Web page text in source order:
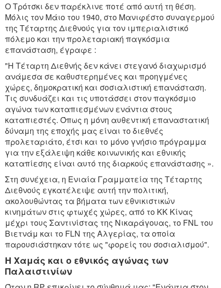
Ο Τρότσκι δεν παρέκλινε ποτέ από αυτή τη θέση.
Μόλις τον Μάιο του 1940, στο Μανιφέστο συναγερμού
της Τέταρτης Διεθνούς για τον ιμπεριαλιστικό
πόλεμο και την προλεταριακή παγκόσμια
επανάσταση, έγραφε :
"Η Τέταρτη Διεθνής δεν κάνει στεγανό διαχωρισμό
ανάμεσα σε καθυστερημένες και προηγμένες
χώρες, δημοκρατική και σοσιαλιστική επανάσταση.
Τις συνδυάζει και τις υποτάσσει στον παγκόσμιο
αγώνα των καταπιεσμένων ενάντια στους
καταπιεστές. Όπως η μόνη αυθεντική επαναστατική
δύναμη της εποχής μας είναι το διεθνές
προλεταριάτο, έτσι και το μόνο γνήσιο πρόγραμμα
για την εξάλειψη κάθε κοινωνικής και εθνικής
καταπίεσης είναι αυτό της διαρκούς επανάστασης ».
Στη συνέχεια, η Ενιαία Γραμματεία της Τέταρτης
Διεθνούς εγκατέλειψε αυτή την πολιτική,
ακολουθώντας τα βήματα των εθνικιστικών
κινημάτων στις φτωχές χώρες, από το ΚΚ Κίνας
μέχρι τους Σαντινίστας της Νικαράγουας, το FNL του
Βιετνάμ και το FLN της Αλγερίας, τα οποία
παρουσιάστηκαν τότε ως "φορείς του σοσιαλισμού".
Η Χαμάς και ο εθνικός αγώνας των
Παλαιστινίων